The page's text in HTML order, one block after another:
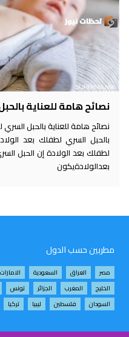
نصائح هامة للعناية
نصائح هامة للعناية بالحبل
بالحبل السري لطفلك بعد
لطفلك بعد الولادة إن الحبل
بعدالولادةيكون
مطربين حسب الدول
مصر العراق السعودية الامارات
الخليج
المغرب الجزائر تونس
السودان
فلسطين ليبيا تركيا